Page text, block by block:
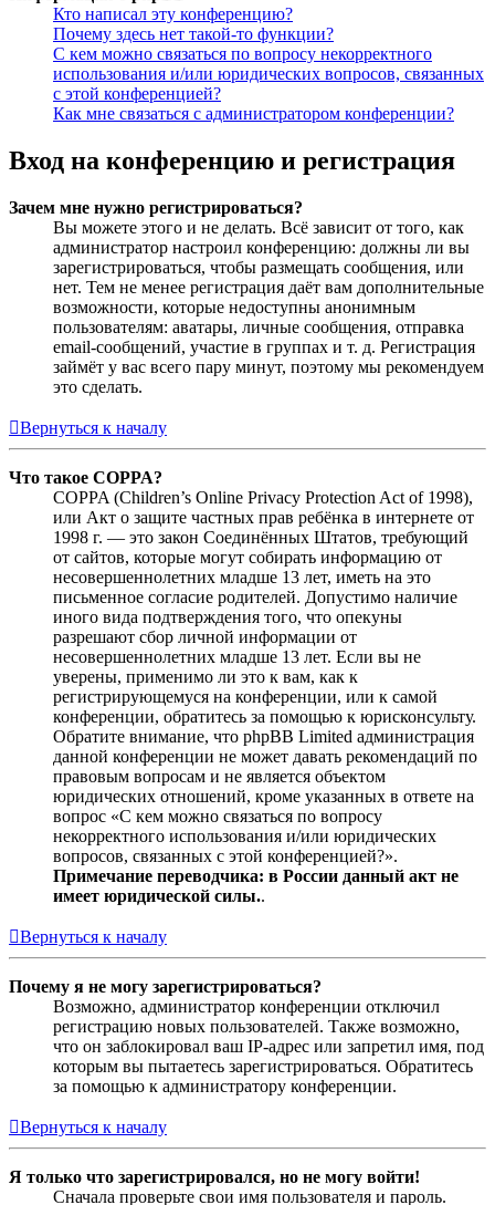
Кто написал эту конференцию?
Почему здесь нет такой-то функции?
С кем можно связаться по вопросу некорректного
использования и/или юридических вопросов, связанных
с этой конференцией?
Как мне связаться с администратором конференции?
Вход на конференцию и регистрация
Зачем мне нужно регистрироваться?
Вы можете этого и не делать. Всё зависит от того, как
администратор настроил конференцию: должны ли вы
зарегистрироваться, чтобы размещать сообщения, или
нет. Тем не менее регистрация даёт вам дополнительные
возможности, которые недоступны анонимным
пользователям: аватары, личные сообщения, отправка
email-сообщений, участие в группах и т. д. Регистрация
займёт у вас всего пару минут, поэтому мы рекомендуем
это сделать.
Вернуться к началу
Что такое COPPA?
COPPA (Children’s Online Privacy Protection Act of 1998),
или Акт о защите частных прав ребёнка в интернете от
1998 г. — это закон Соединённых Штатов, требующий
от сайтов, которые могут собирать информацию от
несовершеннолетних младше 13 лет, иметь на это
письменное согласие родителей. Допустимо наличие
иного вида подтверждения того, что опекуны
разрешают сбор личной информации от
несовершеннолетних младше 13 лет. Если вы не
уверены, применимо ли это к вам, как к
регистрирующемуся на конференции, или к самой
конференции, обратитесь за помощью к юрисконсульту.
Обратите внимание, что phpBB Limited администрация
данной конференции не может давать рекомендаций по
правовым вопросам и не является объектом
юридических отношений, кроме указанных в ответе на
вопрос «С кем можно связаться по вопросу
некорректного использования и/или юридических
вопросов, связанных с этой конференцией?».
Примечание переводчика: в России данный акт не
имеет юридической силы..
Вернуться к началу
Почему я не могу зарегистрироваться?
Возможно, администратор конференции отключил
регистрацию новых пользователей. Также возможно,
что он заблокировал ваш IP-адрес или запретил имя, под
которым вы пытаетесь зарегистрироваться. Обратитесь
за помощью к администратору конференции.
Вернуться к началу
Я только что зарегистрировался, но не могу войти!
Сначала проверьте свои имя пользователя и пароль.